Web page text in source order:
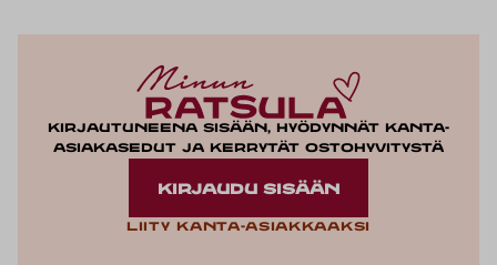
Kirjautuneena sisään, hyödynnät kanta-
asiakasedut ja kerrytät ostohyvitystä
KIRJAUDU SISÄÄN
Liity kanta-asiakkaaksi